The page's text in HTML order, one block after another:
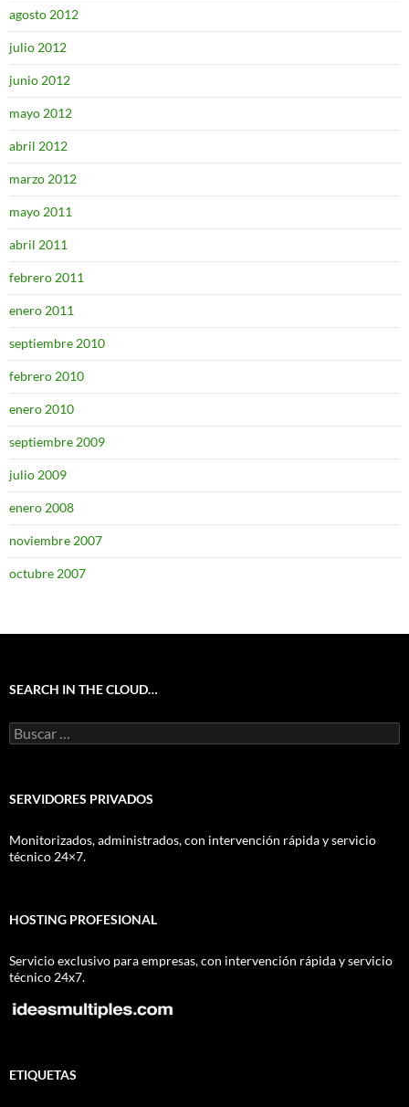
agosto 2012
julio 2012
junio 2012
mayo 2012
abril 2012
marzo 2012
mayo 2011
abril 2011
febrero 2011
enero 2011
septiembre 2010
febrero 2010
enero 2010
septiembre 2009
julio 2009
enero 2008
noviembre 2007
octubre 2007
SEARCH IN THE CLOUD…
Buscar:
SERVIDORES PRIVADOS
Monitorizados, administrados, con intervención rápida y servicio
técnico 24×7.
HOSTING PROFESIONAL
Servicio exclusivo para empresas, con intervención rápida y servicio
técnico 24x7.
ETIQUETAS